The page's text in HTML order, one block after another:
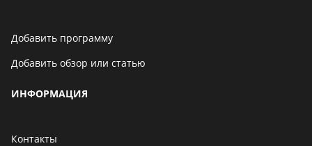
Добавить программу
Добавить обзор или статью
ИНФОРМАЦИЯ
Контакты